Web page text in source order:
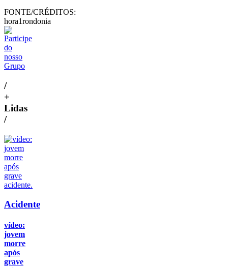
FONTE/CRÉDITOS:
hora1rondonia
/
+
Lidas
/
Acidente
vídeo:
jovem
morre
após
grave